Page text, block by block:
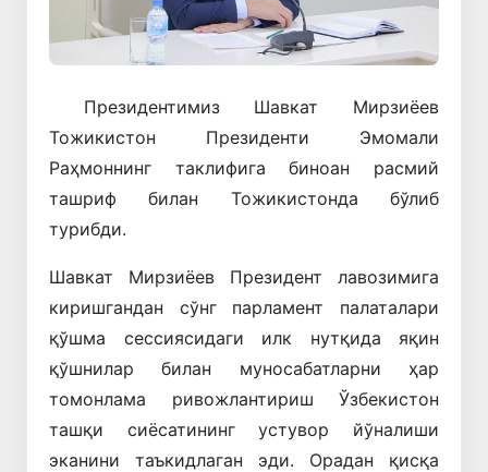
Президентимиз Шавкат Мирзиёев
Тожикистон Президенти Эмомали
Раҳмоннинг таклифига биноан расмий
ташриф билан Тожикистонда бўлиб
турибди.
Шавкат Мирзиёев Президент лавозимига
киришгандан сўнг парламент палаталари
қўшма сессиясидаги илк нутқида яқин
қўшнилар билан муносабатларни ҳар
томонлама ривожлантириш Ўзбекистон
ташқи сиёсатининг устувор йўналиши
эканини таъкидлаган эди. Орадан қисқа